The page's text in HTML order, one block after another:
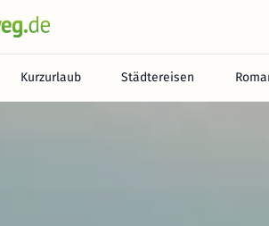
Kurzurlaub Städtereisen